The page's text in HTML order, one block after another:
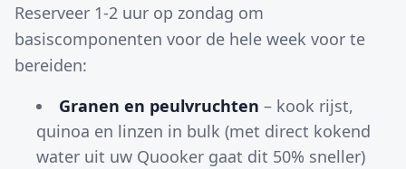
Reserveer 1-2 uur op zondag om
basiscomponenten voor de hele week voor te
bereiden:
Granen en peulvruchten – kook rijst,
quinoa en linzen in bulk (met direct kokend
water uit uw Quooker gaat dit 50% sneller)